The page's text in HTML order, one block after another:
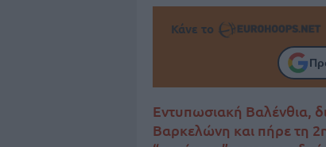
Κάνε το
Εντυπωσιακή Βαλένθια,
Βαρκελώνη και πήρε τη